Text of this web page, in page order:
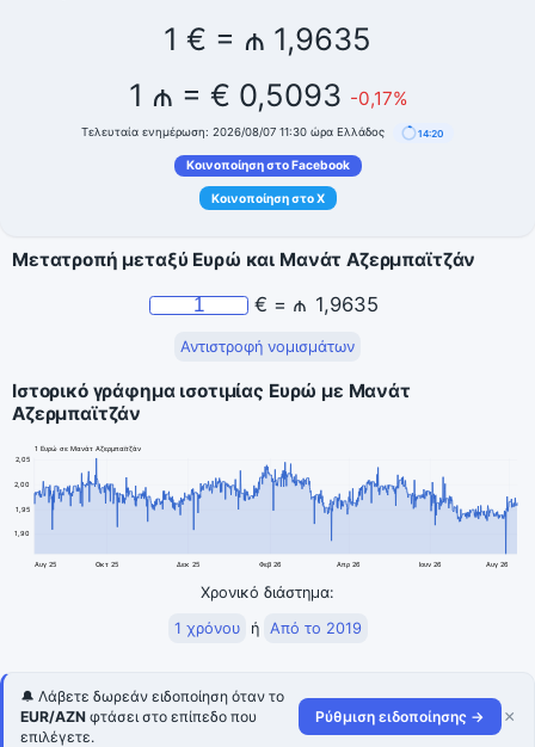
1 € = ₼ 1,9635
1 ₼ = € 0,5093 -0,17%
Τελευταία ενημέρωση: 2026/08/07 11:30 ώρα Ελλάδος 14:20
Κοινοποίηση στο Facebook
Κοινοποίηση στο X
Μετατροπή μεταξύ Ευρώ και Μανάτ Αζερμπαϊτζάν
€ = ₼ 1,9635
Αντιστροφή νομισμάτων
Ιστορικό γράφημα ισοτιμίας Ευρώ με Μανάτ
Αζερμπαϊτζάν
1,90
1,95
2,00
2,05
Αυγ 25 Οκτ 25 Δεκ 25 Φεβ 26 Απρ 26 Ιουν 26 Αυγ 26
1 Ευρώ σε Μανάτ Αζερμπαϊτζάν
Χρονικό διάστημα:
1 χρόνου
ή Από το 2019
🔔 Λάβετε δωρεάν ειδοποίηση όταν το
EUR/AZN φτάσει στο επίπεδο που
επιλέγετε.
Ρύθμιση ειδοποίησης → ×